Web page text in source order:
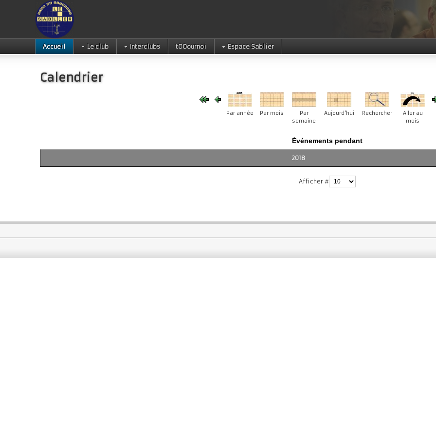
Accueil Le club Interclubs tOOournoi Espace Sablier
Calendrier
Par année Par mois
Par
semaine
Aujourd'hui Rechercher
Aller au
mois
Événements pendant
2018
Afficher #